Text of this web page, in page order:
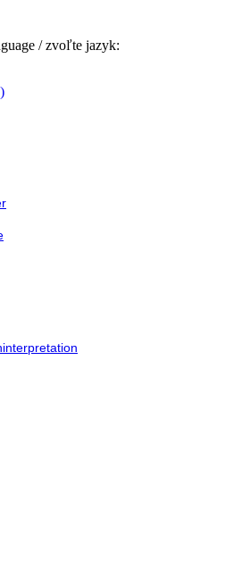
/ zvoľte jazyk: